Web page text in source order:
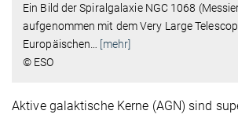
Ein Bild der Spiralgalaxie NGC 1068
aufgenommen mit dem Very Large
Europäischen
[mehr]
© ESO
Aktive galaktische Kerne (AGN) sind